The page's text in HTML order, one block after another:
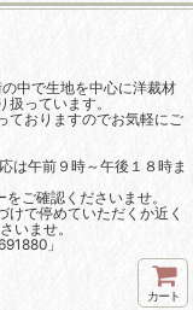
中で生地を中心に洋裁材
っています。
ておりますのでお気軽にご
は午前９時～午後１８時ま
ご確認くださいませ。
けで停めていただくか近く
いませ。
」
カート